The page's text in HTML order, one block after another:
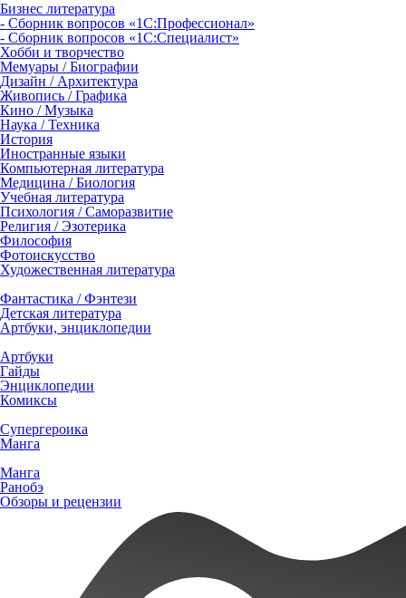
Бизнес литература
- Сборник вопросов «1С:Профессионал»
- Сборник вопросов «1С:Специалист»
Хобби и творчество
Мемуары / Биографии
Дизайн / Архитектура
Живопись / Графика
Кино / Музыка
Наука / Техника
История
Иностранные языки
Компьютерная литература
Медицина / Биология
Учебная литература
Психология / Саморазвитие
Религия / Эзотерика
Философия
Фотоискусство
Художественная литература
Фантастика / Фэнтези
Детская литература
Артбуки, энциклопедии
Артбуки
Гайды
Энциклопедии
Комиксы
Супергероика
Манга
Манга
Ранобэ
Обзоры и рецензии